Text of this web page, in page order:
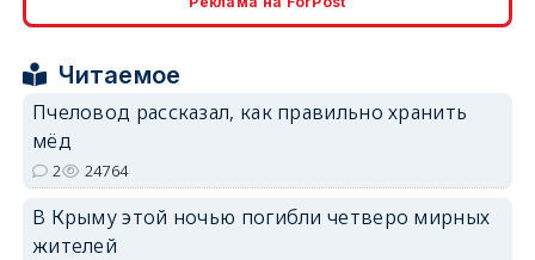
Читаемое
Пчеловод рассказал, как правильно хранить
мёд
2 24764
В Крыму этой ночью погибли четверо мирных
жителей